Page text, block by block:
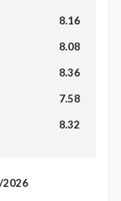
8.16
8.08
8.36
7.58
8.32
2026